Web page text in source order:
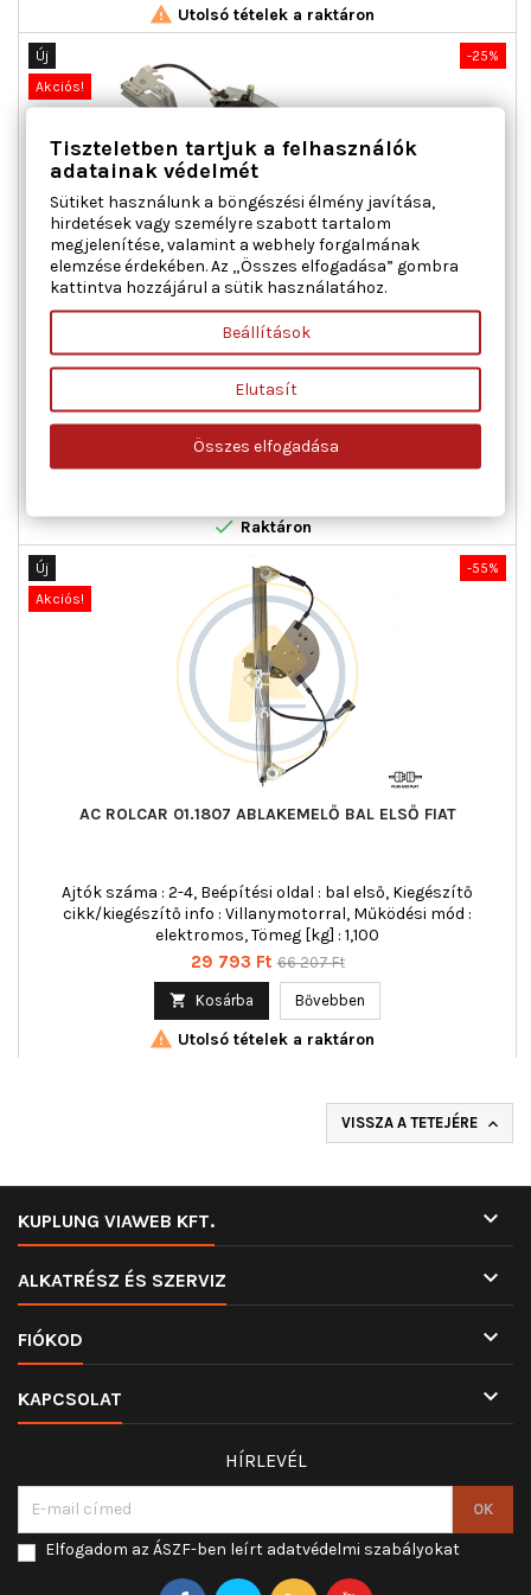
 Utolsó tételek a raktáron
-25%
Új
Akciós!
MAXGEAR 50-0296 ABLAKEMELŐ BAL ELSŐ FIAT
Ajtók száma : 3 / 5, Beépítési oldal : bal első, Csatlakozók
száma : 2, Kiegészítő cikk/kiegészítő info : Villanymotorral,
Működési mód : elektromos, Páros cikkszám : 350103318000
Ár
23 300 FtNormál
31 067 Ft
Raktáron
-55%
Új
Akciós!
AC ROLCAR 01.1807 ABLAKEMELŐ BAL ELSŐ FIAT
Ajtók száma : 2-4, Beépítési oldal : bal első, Kiegészítő
cikk/kiegészítő info : Villanymotorral, Működési mód :
elektromos, Tömeg [kg] : 1,100
Ár
29 793 Ft Normál
66 207 Ft
 Kosárba Bővebben
 Utolsó tételek a raktáron
VISSZA A TETEJÉRE 
KUPLUNG VIAWEB KFT. 
ALKATRÉSZ ÉS SZERVIZ 
FIÓKOD 
KAPCSOLAT 
HÍRLEVÉL
Elfogadom az ÁSZF-ben leírt adatvédelmi szabályokat
Tiszteletben tartjuk a felhasználók
adatainak védelmét
Sütiket használunk a böngészési élmény javítása,
hirdetések vagy személyre szabott tartalom
megjelenítése, valamint a webhely forgalmának
elemzése érdekében. Az „Összes elfogadása” gombra
kattintva hozzájárul a sütik használatához.
Beállítások
Elutasít
Összes elfogadása